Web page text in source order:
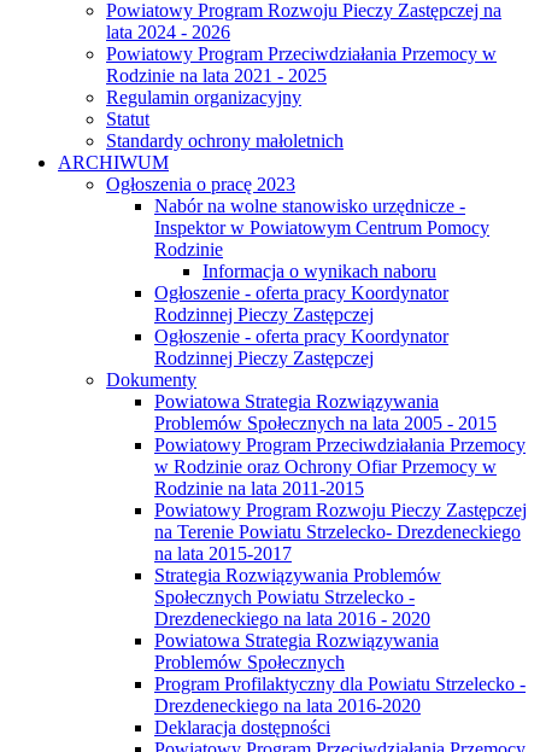
Powiatowy Program Rozwoju Pieczy Zastępczej na
lata 2024 - 2026
Powiatowy Program Przeciwdziałania Przemocy w
Rodzinie na lata 2021 - 2025
Regulamin organizacyjny
Statut
Standardy ochrony małoletnich
ARCHIWUM
Ogłoszenia o pracę 2023
Nabór na wolne stanowisko urzędnicze -
Inspektor w Powiatowym Centrum Pomocy
Rodzinie
Informacja o wynikach naboru
Ogłoszenie - oferta pracy Koordynator
Rodzinnej Pieczy Zastępczej
Ogłoszenie - oferta pracy Koordynator
Rodzinnej Pieczy Zastępczej
Dokumenty
Powiatowa Strategia Rozwiązywania
Problemów Społecznych na lata 2005 - 2015
Powiatowy Program Przeciwdziałania Przemocy
w Rodzinie oraz Ochrony Ofiar Przemocy w
Rodzinie na lata 2011-2015
Powiatowy Program Rozwoju Pieczy Zastępczej
na Terenie Powiatu Strzelecko- Drezdeneckiego
na lata 2015-2017
Strategia Rozwiązywania Problemów
Społecznych Powiatu Strzelecko -
Drezdeneckiego na lata 2016 - 2020
Powiatowa Strategia Rozwiązywania
Problemów Społecznych
Program Profilaktyczny dla Powiatu Strzelecko -
Drezdeneckiego na lata 2016-2020
Deklaracja dostępności